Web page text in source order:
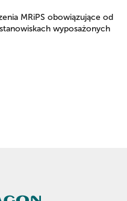
MRiPS obowiązujące od
wyposażonych